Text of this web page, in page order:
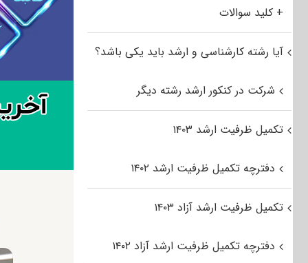
+ کلید سوالات
آیا رشته کارشناسی و ارشد باید یکی باشد؟
شرکت در کنکور ارشد رشته دیگر
تکمیل ظرفیت ارشد ۱۴۰۳
دفترچه تکمیل ظرفیت ارشد ۱۴۰۲
تکمیل ظرفیت ارشد آزاد ۱۴۰۳
دفترچه تکمیل ظرفیت ارشد آزاد ۱۴۰۲